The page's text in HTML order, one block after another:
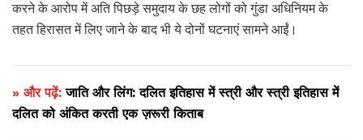
करने के आरोप में अति पिछड़े समुदाय के छह लोगों को गुंडा अधिनियम के
तहत हिरासत में लिए जाने के बाद भी ये दोनों घटनाएं सामने आईं।
» और पढ़ें:जाति और लिंग: दलित इतिहास में स्त्री और स्त्री इतिहास में
दलित को अंकित करती एक ज़रूरी किताब